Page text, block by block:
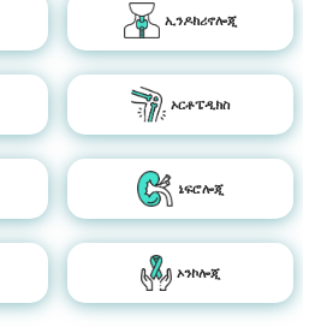
ኢንዶክሪኖሎጂ
ኦርቶፔዲክስ
ኔፍሮሎጂ
ኦንኮሎጂ